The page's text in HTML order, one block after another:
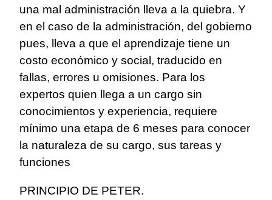
una mal administración lleva a la quiebra. Y
en el caso de la administración, del gobierno
pues, lleva a que el aprendizaje tiene un
costo económico y social, traducido en
fallas, errores u omisiones. Para los
expertos quien llega a un cargo sin
conocimientos y experiencia, requiere
mínimo una etapa de 6 meses para conocer
la naturaleza de su cargo, sus tareas y
funciones
PRINCIPIO DE PETER.